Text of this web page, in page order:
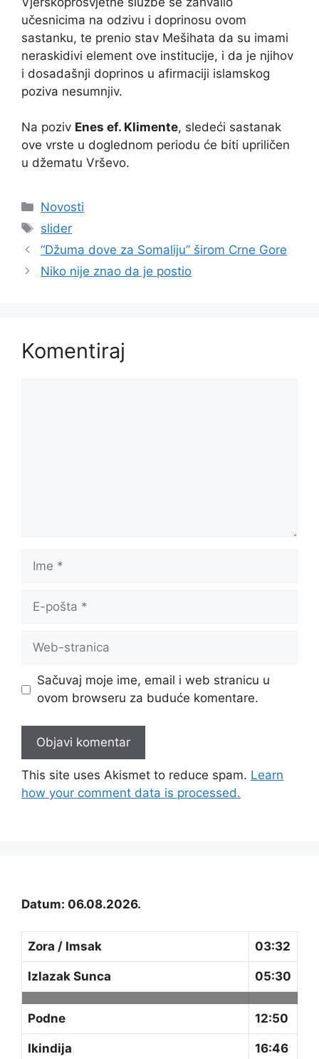
učesnicima na odzivu i doprinosu ovom
sastanku, te prenio stav Mešihata da su imami
neraskidivi element ove institucije, i da je njihov
i dosadašnji doprinos u afirmaciji islamskog
poziva nesumnjiv.
Na poziv Enes ef. Klimente, sledeći sastanak
ove vrste u doglednom periodu će biti upriličen
u džematu Vrševo.
Kategorije
Novosti
Oznake
slider
“Džuma dove za Somaliju” širom Crne Gore
Niko nije znao da je postio
Komentiraj
Ime
pošta
Web-
Sačuvaj moje ime, email i web stranicu u
ovom browseru za buduće komentare.
This site uses Akismet to reduce spam. Learn
how your comment data is processed.
Datum: 06.08.2026.
Zora / Imsak 03:32
Izlazak Sunca 05:30
Podne 12:50
Ikindija 16:46